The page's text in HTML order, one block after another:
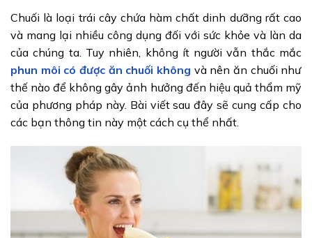
Chuối là loại trái cây chứa hàm chất dinh dưỡng rất cao
và mang lại nhiều công dụng đối với sức khỏe và làn da
của chúng ta. Tuy nhiên, không ít người vẫn thắc mắc
phun môi có được ăn chuối không và nên ăn chuối như
thế nào để không gây ảnh hưởng đến hiệu quả thẩm mỹ
của phương pháp này. Bài viết sau đây sẽ cung cấp cho
các bạn thông tin này một cách cụ thể nhất.